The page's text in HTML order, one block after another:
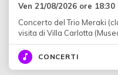
Ven 21/08/2026 ore 18:30
Concerto del Trio Meraki
visita di Villa Carlotta
CONCERTI